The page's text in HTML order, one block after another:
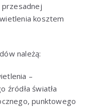
przesadnej
kosztem
należą:
–
źródła światła
punktowego